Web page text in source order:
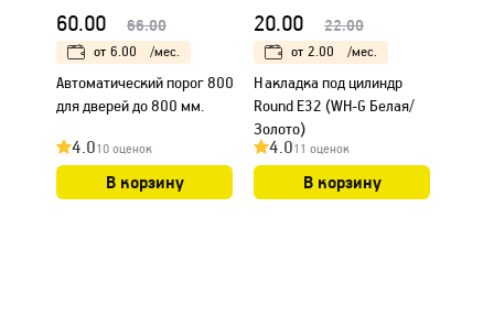
60.00 66.00
от 6.00 /мес.
Автоматический порог 800
для дверей до 800 мм.
4.010 оценок
В корзину
20.00 22.00
от 2.00 /мес.
Накладка под цилиндр
Round Е32 (WH-G Белая/
Золото)
4.011 оценок
В корзину